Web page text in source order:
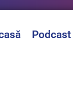
Podcast